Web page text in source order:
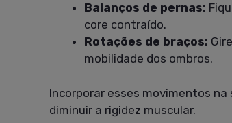
Balanços de pernas:
core contraído.
Rotações de braços:
mobilidade dos ombros.
Incorporar esses movimentos
diminuir a rigidez muscular.